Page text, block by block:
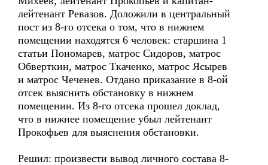
лейтенант Ревазов. Доложили в центральный
пост из 8-го отсека о том, что в нижнем
помещении находятся 6 человек: старшина 1
статьи Пономарев, матрос Сидоров, матрос
Обверткин, матрос Ткаченко, матрос Ясырев
и матрос Чеченев. Отдано приказание в 8-ой
отсек выяснить обстановку в нижнем
помещении. Из 8-го отсека прошел доклад,
что в нижнее помещение убыл лейтенант
Прокофьев для выяснения обстановки.
Решил: произвести вывод личного состава 8-